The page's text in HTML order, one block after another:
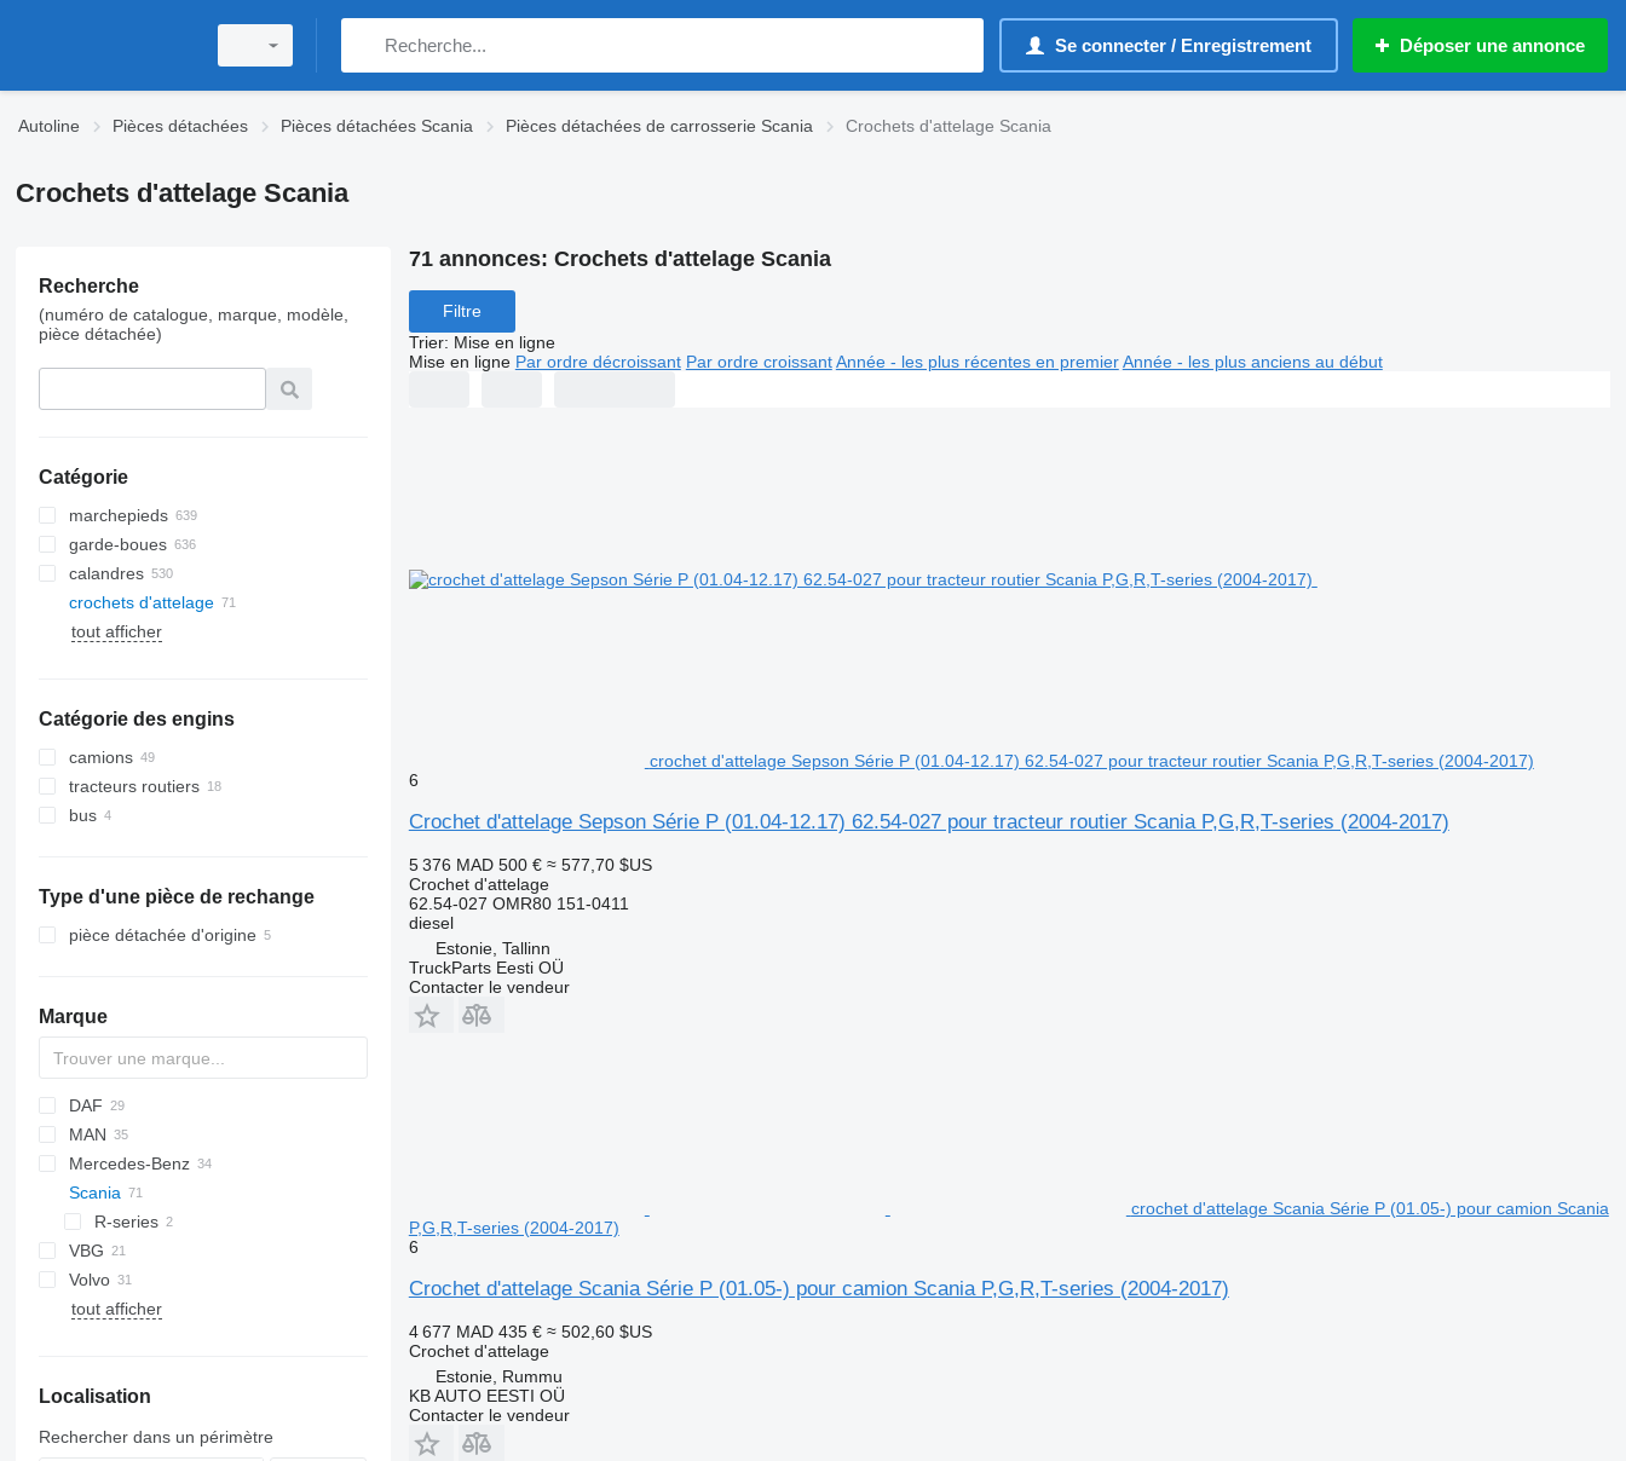
Se connecter / Enregistrement Déposer une annonce
Autoline Pièces détachées Pièces détachées Scania Pièces détachées de carrosserie Scania Crochets d'attelage Scania
Crochets d'attelage Scania
Recherche
(numéro de catalogue, marque, modèle,
pièce détachée)
Catégorie
marchepieds
garde-boues
calandres
crochets d'attelage
tout afficher
Catégorie des engins
camions
tracteurs routiers
bus
Type d'une pièce de rechange
pièce détachée d'origine
Marque
BM
X-Series
DAF
CF
LF
XF
F-MAX
Transit
EuroCargo
Stralis
Turbostar
MAN
A-series
LE
TGA
TGL
TGM
TGS
Mercedes-Benz
Actros
Antos
Arocs
Atego
Axor
Econic
Intouro
Vectra
Kangoo
Magnum
Midlum
Premium
T-series
Scania
R-series
R440
R520
Alpino
Urbino
VBG
Volvo
B-series
FMX
tout afficher
Localisation
Rechercher dans un périmètre
71 annonces: Crochets d'attelage Scania
Filtre
Trier: Mise en ligne
Mise en ligne Par ordre décroissant Par ordre croissant Année - les plus récentes en premier Année - les plus anciens au début
crochet d'attelage Sepson Série P (01.04-12.17) 62.54-027 pour tracteur routier Scania P,G,R,T-series (2004-2017)
6
Crochet d'attelage Sepson Série P (01.04-12.17) 62.54-027 pour tracteur routier Scania P,G,R,T-series (2004-2017)
5 376 MAD 500 € ≈ 577,70 $US
Crochet d'attelage
62.54-027 OMR80 151-0411
diesel
Estonie, Tallinn
TruckParts Eesti OÜ
Contacter le vendeur
crochet d'attelage Scania Série P (01.05-) pour camion Scania
P,G,R,T-series (2004-2017)
6
Crochet d'attelage Scania Série P (01.05-) pour camion Scania P,G,R,T-series (2004-2017)
4 677 MAD 435 € ≈ 502,60 $US
Crochet d'attelage
Estonie, Rummu
KB AUTO EESTI OÜ
Contacter le vendeur